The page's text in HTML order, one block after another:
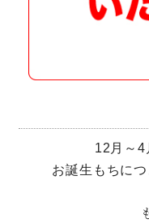
12月～4
お誕生もちに